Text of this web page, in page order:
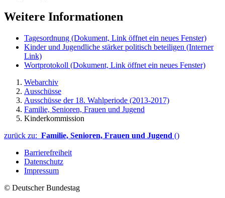
Weitere Informationen
Tagesordnung (Dokument, Link öffnet ein neues Fenster)
Kinder und Jugendliche stärker politisch beteiligen (Interner
Link)
Wortprotokoll (Dokument, Link öffnet ein neues Fenster)
Webarchiv
Ausschüsse
Ausschüsse der 18. Wahlperiode (2013-2017)
Familie, Senioren, Frauen und Jugend
Kinderkommission
zurück zu: Familie, Senioren, Frauen und Jugend ()
Barrierefreiheit
Datenschutz
Impressum
© Deutscher Bundestag